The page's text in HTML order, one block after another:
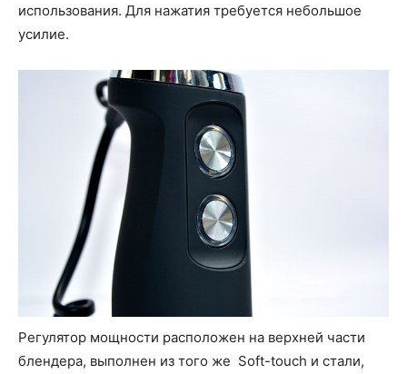
использования. Для нажатия требуется небольшое
усилие.
Регулятор мощности расположен на верхней части
блендера, выполнен из того же Soft-touch и стали,